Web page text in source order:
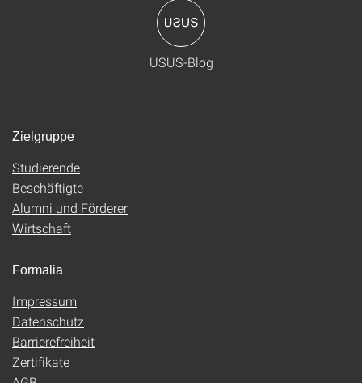
USUS-Blog
Zielgruppe
Studierende
Beschäftigte
Alumni und Förderer
Wirtschaft
Formalia
Impressum
Datenschutz
Barrierefreiheit
Zertifikate